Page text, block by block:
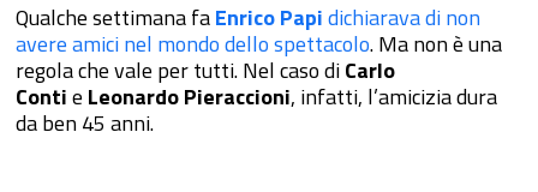
Qualche settimana faEnrico Papidichiarava di non
avere amici nel mondo dello spettacolo. Ma non è una
regola che vale per tutti. Nel caso diCarlo
Contie Leonardo Pieraccioni, infatti, l’amicizia dura
da ben 45 anni.